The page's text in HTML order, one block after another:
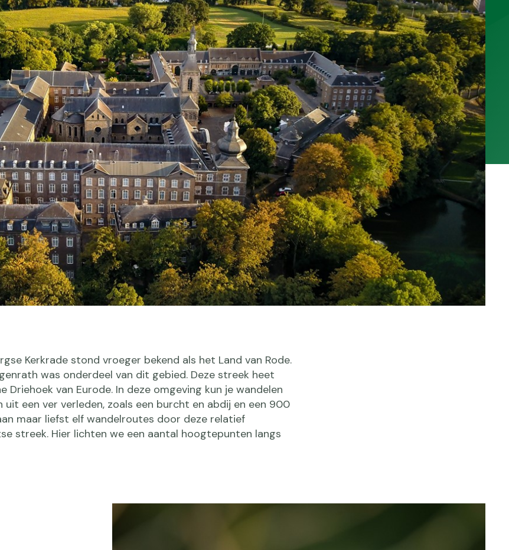
Kerkrade stond vroeger bekend als het Land van Rode.
was onderdeel van dit gebied. Deze streek heet
van Eurode. In deze omgeving kun je wandelen
een ver verleden, zoals een burcht en abdij en een 900
maar liefst elf wandelroutes door deze relatief
streek. Hier lichten we een aantal hoogtepunten langs